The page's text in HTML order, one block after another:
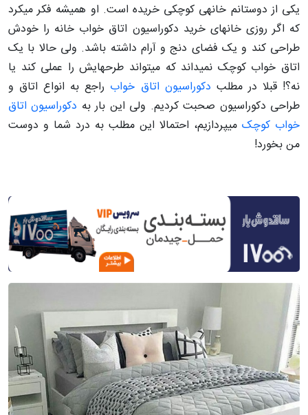
یکی از دوستانم خانه­ی کوچکی خریده است. او همیشه فکر می­کرد
که اگر روزی خانه­ای خرید دکوراسیون اتاق خواب خانه را خودش
طراحی کند و یک فضای دنج و آرام داشته باشد. ولی حالا با یک
اتاق خواب کوچک نمی­داند که می­تواند طرح­هایش را عملی کند یا
نه؟! قبلا در مطلب دکوراسیون اتاق خواب راجع به انواع اتاق و
طراحی دکوراسیون صحبت کردیم. ولی این بار به دکوراسیون اتاق
خواب کوچک می­پردازیم، احتمالا این مطلب به درد شما و دوست
من بخورد!